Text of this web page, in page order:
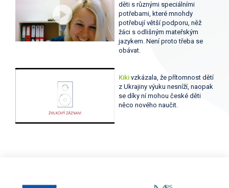
děti s různými speciálními
potřebami, které mnohdy
potřebují větší podporu, něž
žáci s odlišným mateřským
jazykem. Není proto třeba se
obávat.
Kiki vzkázala, že přítomnost dětí
z Ukrajiny výuku nesníží, naopak
se díky ní mohou české děti
něco nového naučit.